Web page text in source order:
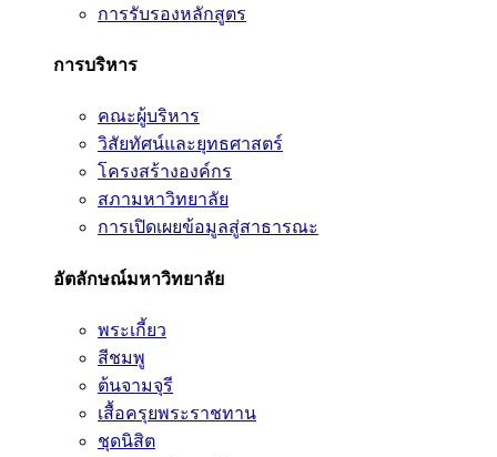
การรับรองหลักสูตร
การบริหาร
คณะผู้บริหาร
วิสัยทัศน์และยุทธศาสตร์
โครงสร้างองค์กร
สภามหาวิทยาลัย
การเปิดเผยข้อมูลสู่สาธารณะ
อัตลักษณ์มหาวิทยาลัย
พระเกี้ยว
สีชมพู
ต้นจามจุรี
เสื้อครุยพระราชทาน
ชุดนิสิต